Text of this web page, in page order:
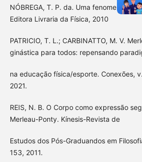
NÓBREGA, T. P. da. Uma
Editora Livraria da Física, 2010
PATRICIO, T. L.; CARBINATTO, M. V.
ginástica para todos: repensando
na educação física/esporte. Conexões,
2021.
REIS, N. B. O Corpo como expressão
Merleau-Ponty. Kínesis-Revista de
Estudos dos Pós-Graduandos em
153, 2011.